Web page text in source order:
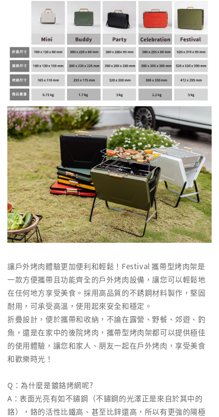
讓戶外烤肉體驗更加便利和輕鬆！Festival 攜帶型烤肉架是
一款方便攜帶且功能齊全的戶外烤肉設備，讓您可以輕鬆地
在任何地方享受美食。採用高品質的不銹鋼材料製作，堅固
耐用，可承受高溫，使用起來安全和穩定。
折疊設計，便於攜帶和收納，不論在露營、野餐、郊遊、釣
魚，還是在家中的後院烤肉，攜帶型烤肉架都可以提供極佳
的使用體驗，讓您和家人、朋友一起在戶外烤肉，享受美食
和歡樂時光！
Q：為什麼是鍍鉻烤網呢?
A：表面光亮有如不鏽鋼（不鏽鋼的光澤正是來自於其中的
鉻），鉻的活性比鐵高、甚至比鋅還高，所以有更強的陽極